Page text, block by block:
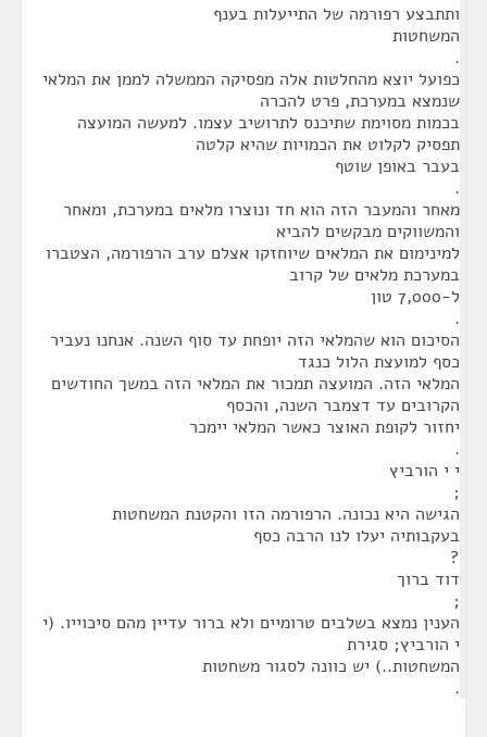
ותתבצע רפורמה של התייעלות בענף
המשחטות
.
כפועל יוצא מהחלטות אלה מפסיקה הממשלה לממן את המלאי
שנמצא במערכת, פרט להכרה
בכמות מסוימת שתיכנס לתרושיב עצמו. למעשה המועצה
תפסיק לקלוט את הכמויות שהיא קלטה
בעבר באופן שוטף
.
מאחר והמעבר הזה הוא חד ונוצרו מלאים במערכת, ומאחר
והמשווקים מבקשים להביא
למינימום את המלאים שיוחזקו אצלם ערב הרפורמה, הצטברו
במערכת מלאים של קרוב
ל-7,000 טון
.
הסיכום הוא שהמלאי הזה יופחת עד סוף השנה. אנחנו נעביר
כסף למועצת הלול כנגד
המלאי הזה. המועצה תמכור את המלאי הזה במשך החודשים
הקרובים עד דצמבר השנה, והכסף
יחזור לקופת האוצר כאשר המלאי יימכר
.
י י הורביץ
;
הגישה היא נכונה. הרפורמה הזו והקטנת המשחטות
בעקבותיה יעלו לנו הרבה כסף
?
דוד ברוך
;
הענין נמצא בשלבים טרומיים ולא ברור עדיין מהם סיכוייו. (י
י הורביץ; סגירת
המשחטות..) יש כוונה לסגור משחטות
.